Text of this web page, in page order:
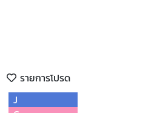
รายการโปรด
J